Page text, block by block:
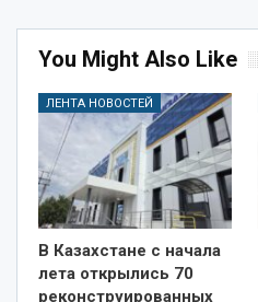
You Might Also Like
ЛЕНТА НОВОСТЕЙ
В Казахстане с начала
лета открылись 70
реконструированных